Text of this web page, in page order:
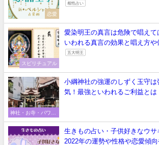
恋愛
相性占い
スピリチュアル
愛染明王の真言は危険で唱えて
いわれる真言の効果と唱え方や
五大明王
神社・お寺・パワー
小綱神社の強運のしずく玉守は
気！最強といわれるご利益とは
生きもの占い・子供好きなウ
2022年の運勢や性格や恋愛傾